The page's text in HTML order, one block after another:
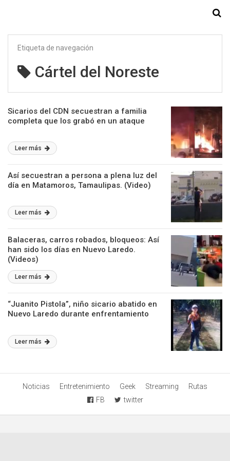
Etiqueta de navegación
Cártel del Noreste
Sicarios del CDN secuestran a familia
completa que los grabó en un ataque
Leer más
Así secuestran a persona a plena luz del
día en Matamoros, Tamaulipas. (Video)
Leer más
Balaceras, carros robados, bloqueos: Así
han sido los días en Nuevo Laredo.
(Videos)
Leer más
“Juanito Pistola”, niño sicario abatido en
Nuevo Laredo durante enfrentamiento
Leer más
Noticias Entretenimiento Geek Streaming
Rutas
FB
twitter